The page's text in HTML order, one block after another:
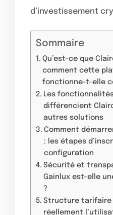
d’investissement
Sommaire
Qu’est-ce que
comment cette
fonctionne-t-elle
Les
différencient
autres solutions
Comment
: les étapes
configuration
Sécurité et
Gainlux est-elle
?
Structure tarifaire
réellement